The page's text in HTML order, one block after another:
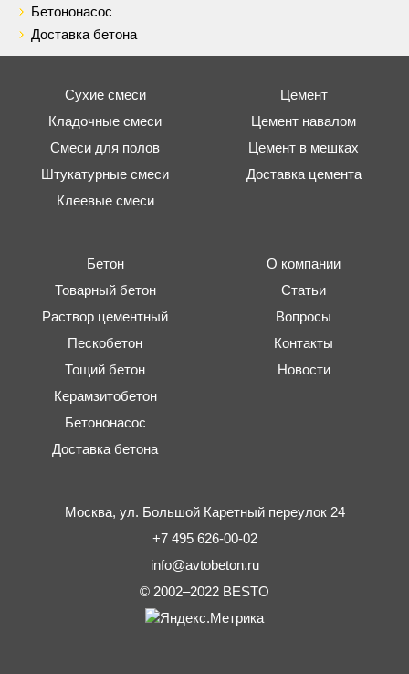
Бетононасос
Доставка бетона
Сухие смеси
Кладочные смеси
Смеси для полов
Штукатурные смеси
Клеевые смеси
Цемент
Цемент навалом
Цемент в мешках
Доставка цемента
Бетон
Товарный бетон
Раствор цементный
Пескобетон
Тощий бетон
Керамзитобетон
Бетононасос
Доставка бетона
О компании
Статьи
Вопросы
Контакты
Новости
Москва, ул. Большой Каретный переулок 24
+7 495 626-00-02
info@avtobeton.ru
© 2002–2022 BESTO